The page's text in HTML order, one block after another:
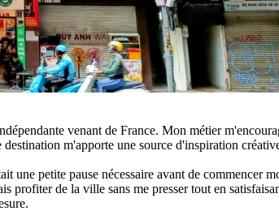
venant de France. Mon métier
m'apporte une source d'inspiration
une petite pause nécessaire avant de commencer
profiter de la ville sans me presser tout en